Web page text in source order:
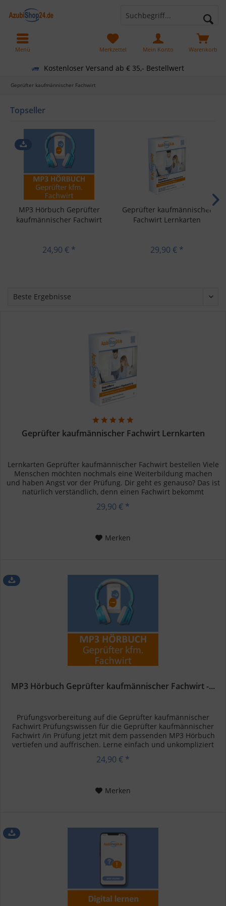
Kostenloser Versand ab € 35,- Bestellwert
Warenkorb
Merkzettel Mein Konto
Menü
Geprüfter kaufmännischer Fachwirt
Topseller
MP3 Hörbuch Geprüfter
kaufmännischer Fachwirt
24,90 € *
Geprüfter kaufmännischer
Fachwirt Lernkarten
29,90 € *
Geprüfter kaufmännischer Fachwirt Lernkarten
Lernkarten Geprüfter kaufmännischer Fachwirt bestellen Viele
Menschen möchten nochmals eine Weiterbildung machen
und haben Angst vor der Prüfung. Dir geht es genauso? Das ist
natürlich verständlich, denn einen Fachwirt bekommt
niemand...
29,90 € *
Merken
MP3 Hörbuch Geprüfter kaufmännischer Fachwirt -...
Prüfungsvorbereitung auf die Geprüfter kaufmännischer
Fachwirt Prüfungswissen für die Geprüfter kaufmännischer
Fachwirt /in Prüfung jetzt mit dem passenden MP3 Hörbuch
vertiefen und auffrischen. Lerne einfach und unkompliziert
unterwegs,...
24,90 € *
Merken